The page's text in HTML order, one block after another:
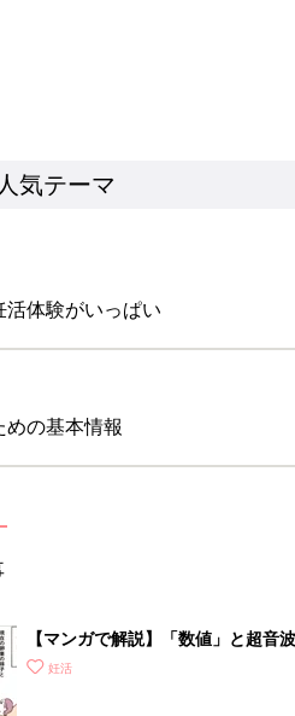
気テーマ
活体験がいっぱい
の基本情報
【マンガで解説】「数値」と超音
STEP1［女性が受ける検査編］
妊活